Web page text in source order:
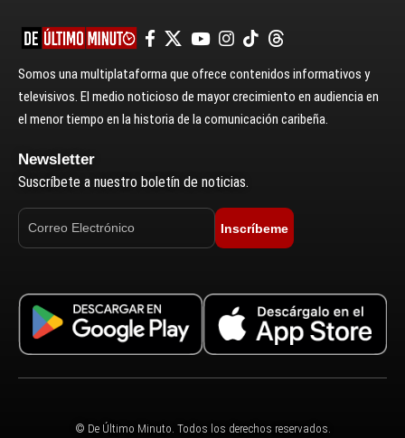
Somos una multiplataforma que ofrece contenidos informativos y
televisivos. El medio noticioso de mayor crecimiento en audiencia en
el menor tiempo en la historia de la comunicación caribeña.
Newsletter
Suscríbete a nuestro boletín de noticias.
Inscríbeme
© De Último Minuto. Todos los derechos reservados.